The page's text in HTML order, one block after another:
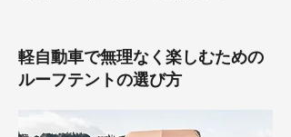
軽自動車で無理なく楽しむための
ルーフテントの選び方